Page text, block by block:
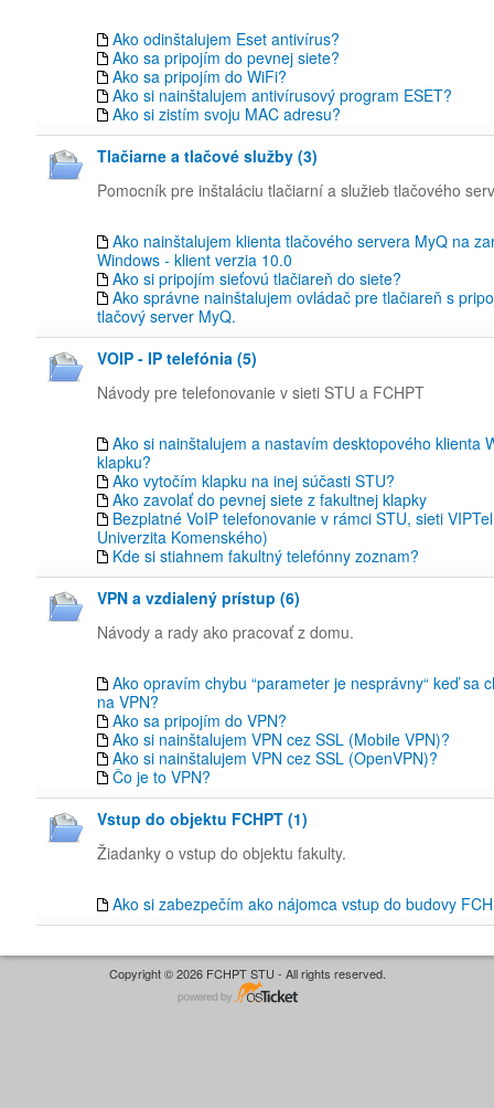
Ako odinštalujem Eset antivírus?
Ako sa pripojím do pevnej siete?
Ako sa pripojím do WiFi?
Ako si nainštalujem antivírusový program ESET?
Ako si zistím svoju MAC adresu?
Tlačiarne a tlačové služby (3)
Pomocník pre inštaláciu tlačiarní a služieb tlačového
Ako nainštalujem klienta tlačového servera MyQ na
Windows - klient verzia 10.0
Ako si pripojím sieťovú tlačiareň do siete?
Ako správne nainštalujem ovládač pre tlačiareň s
tlačový server MyQ.
VOIP - IP telefónia (5)
Návody pre telefonovanie v sieti STU a FCHPT
Ako si nainštalujem a nastavím desktopového klienta
klapku?
Ako vytočím klapku na inej súčasti STU?
Ako zavolať do pevnej siete z fakultnej klapky
Bezplatné VoIP telefonovanie v rámci STU, sieti
Univerzita Komenského)
Kde si stiahnem fakultný telefónny zoznam?
VPN a vzdialený prístup (6)
Návody a rady ako pracovať z domu.
Ako opravím chybu “parameter je nesprávny“ keď sa
na VPN?
Ako sa pripojím do VPN?
Ako si nainštalujem VPN cez SSL (Mobile VPN)?
Ako si nainštalujem VPN cez SSL (OpenVPN)?
Čo je to VPN?
Vstup do objektu FCHPT (1)
Žiadanky o vstup do objektu fakulty.
Ako si zabezpečím ako nájomca vstup do budovy
Copyright © 2026 FCHPT STU - All rights reserved.